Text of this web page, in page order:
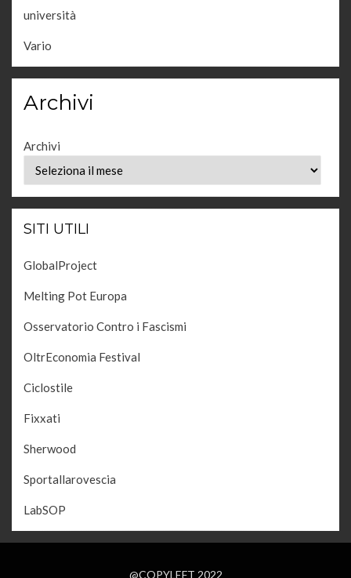
università
Vario
Archivi
Archivi
SITI UTILI
GlobalProject
Melting Pot Europa
Osservatorio Contro i Fascismi
OltrEconomia Festival
Ciclostile
Fixxati
Sherwood
Sportallarovescia
LabSOP
@COPYLEFT 2022